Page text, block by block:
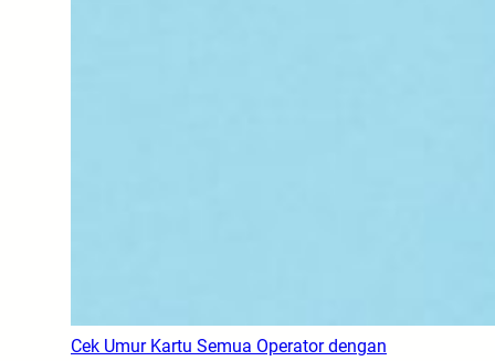
Cek Umur Kartu Semua Operator dengan